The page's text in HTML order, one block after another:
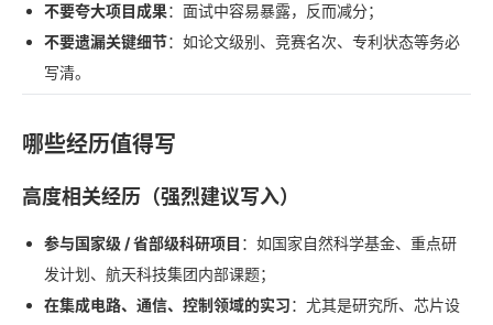
不要夸大项目成果：面试中容易暴露，反而减分；
不要遗漏关键细节：如论文级别、竞赛名次、专利状态等务必
写清。
哪些经历值得写
高度相关经历（强烈建议写入）
参与国家级 / 省部级科研项目 ：如国家自然科学基金、重点研
发计划、航天科技集团内部课题；
在集成电路、通信、控制领域的实习：尤其是研究所、芯片设